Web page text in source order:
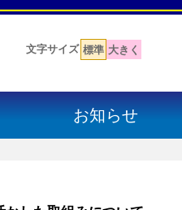
文字サイズ 標準 大きく
お知らせ